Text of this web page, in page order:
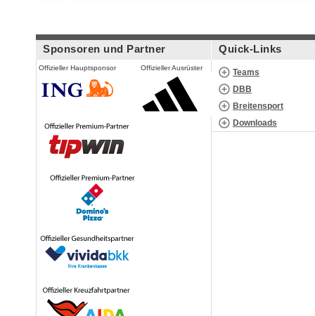
Sponsoren und Partner
Offizieller Hauptsponsor Offizieller Ausrüster
Quick-Links
Teams
DBB
Breitensport
Downloads